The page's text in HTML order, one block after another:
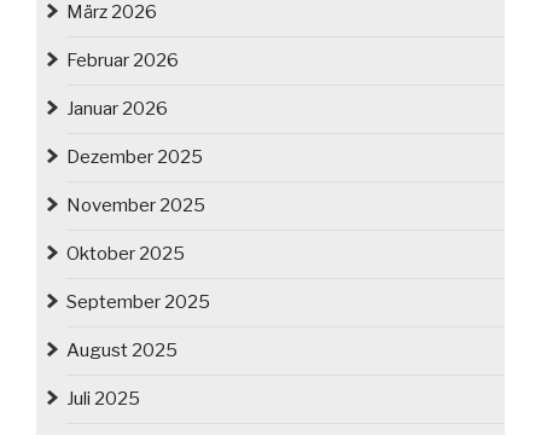
März 2026
Februar 2026
Januar 2026
Dezember 2025
November 2025
Oktober 2025
September 2025
August 2025
Juli 2025